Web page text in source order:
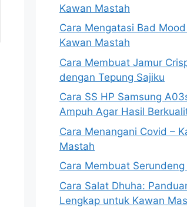
Kawan Mastah
Cara Mengatasi Bad
Kawan Mastah
Cara Membuat Jamur
dengan Tepung Sajiku
Cara SS HP Samsung
Ampuh Agar Hasil
Cara Menangani Covid –
Mastah
Cara Membuat Serundeng
Cara Salat Dhuha:
Lengkap untuk Kawan